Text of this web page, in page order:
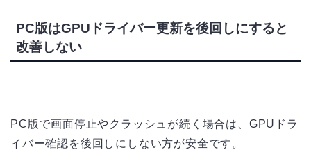
PC版はGPUドライバー更新を後回しにすると
改善しない
PC版で画面停止やクラッシュが続く場合は、GPUドラ
イバー確認を後回しにしない方が安全です。